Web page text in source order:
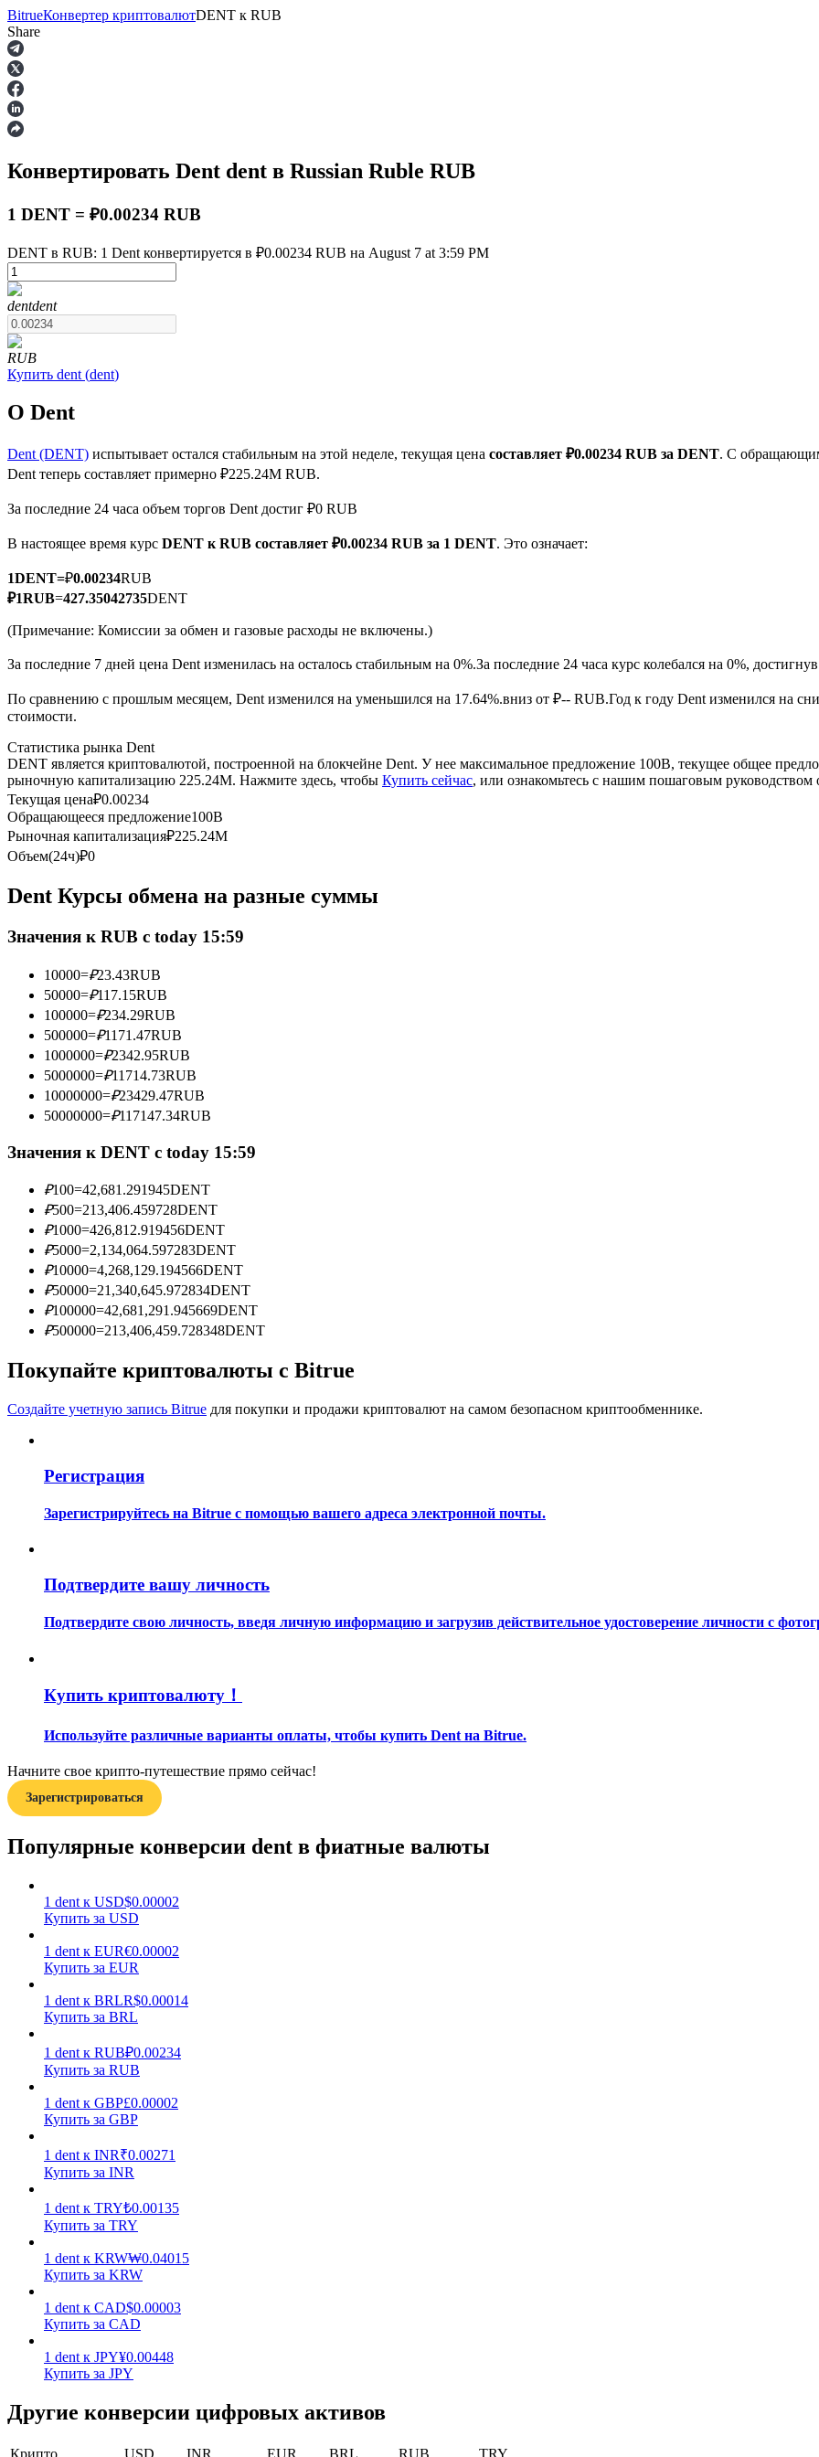
Фьючерсы
Фьючерсы с использованием USDT в качестве обеспечения
TradFi
USDC фьючерсы
Фьючерсы с использованием USDC в качестве обеспечения
Копирование торговли
Присоединяйтесь к лучшим трейдерам
Станьте копи-трейдером
Наслаждайтесь распределением прибыли и комиссиями за копи-трейдинг
Руководство для начинающих по фьючерсам
Торговые стратегии
Узнайте, как оставаться прибыльным
Заработок
Силовая свинья
Получайте конкурентные награды ежедневно
BitrueКонвертер криптовалютDENT к RUB
Share
Конвертировать Dent dent в Russian Ruble RUB
1 DENT = ₽0.00234 RUB
DENT в RUB: 1 Dent конвертируется в ₽0.00234 RUB на August 7 at 3:59 PM
dentdent
RUB
Купить dent (dent)
О Dent
Dent (DENT) испытывает остался стабильным на этой неделе, текущая цена составляет ₽0.00234 RUB за DENT. С
Dent теперь составляет примерно ₽225.24M RUB.
За последние 24 часа объем торгов Dent достиг ₽0 RUB
В настоящее время курс DENT к RUB составляет ₽0.00234 RUB за 1 DENT. Это означает:
1DENT=₽0.00234RUB
₽1RUB=427.35042735DENT
(Примечание: Комиссии за обмен и газовые расходы не включены.)
За последние 7 дней цена Dent изменилась на осталось стабильным на 0%.За последние 24 часа курс колебался на 0%,
По сравнению с прошлым месяцем, Dent изменился на уменьшился на 17.64%.вниз от ₽-- RUB.Год к году Dent изменился на
стоимости.
Статистика рынка Dent
DENT является криптовалютой, построенной на блокчейне Dent. У нее максимальное предложение 100B, текущее общее
рыночную капитализацию 225.24M. Нажмите здесь, чтобы Купить сейчас, или ознакомьтесь с нашим пошаговым руководством
Текущая цена₽0.00234
Обращающееся предложение100B
Рыночная капитализация₽225.24M
Объем(24ч)₽0
Dent Курсы обмена на разные суммы
Значения к RUB с today 15:59
10000=₽23.43RUB
50000=₽117.15RUB
100000=₽234.29RUB
500000=₽1171.47RUB
1000000=₽2342.95RUB
5000000=₽11714.73RUB
10000000=₽23429.47RUB
50000000=₽117147.34RUB
Значения к DENT с today 15:59
₽100=42,681.291945DENT
₽500=213,406.459728DENT
₽1000=426,812.919456DENT
₽5000=2,134,064.597283DENT
₽10000=4,268,129.194566DENT
₽50000=21,340,645.972834DENT
₽100000=42,681,291.945669DENT
₽500000=213,406,459.728348DENT
Покупайте криптовалюты с Bitrue
Создайте учетную запись Bitrue для покупки и продажи криптовалют на самом безопасном криптообменнике.
Регистрация
Зарегистрируйтесь на Bitrue с помощью вашего адреса электронной почты.
Подтвердите вашу личность
Подтвердите свою личность, введя личную информацию и загрузив действительное удостоверение личности с
Купить криптовалюту！
Используйте различные варианты оплаты, чтобы купить Dent на Bitrue.
Начните свое крипто-путешествие прямо сейчас!
Зарегистрироваться
Популярные конверсии dent в фиатные валюты
1 dent к USD$0.00002
Купить за USD
1 dent к EUR€0.00002
Купить за EUR
1 dent к BRLR$0.00014
Купить за BRL
1 dent к RUB₽0.00234
Купить за RUB
1 dent к GBP£0.00002
Купить за GBP
1 dent к INR₹0.00271
Купить за INR
1 dent к TRY₺0.00135
Купить за TRY
1 dent к KRW₩0.04015
Купить за KRW
1 dent к CAD$0.00003
Купить за CAD
1 dent к JPY¥0.00448
Купить за JPY
Другие конверсии цифровых активов
Крипто USD INR EUR BRL RUB
TRY